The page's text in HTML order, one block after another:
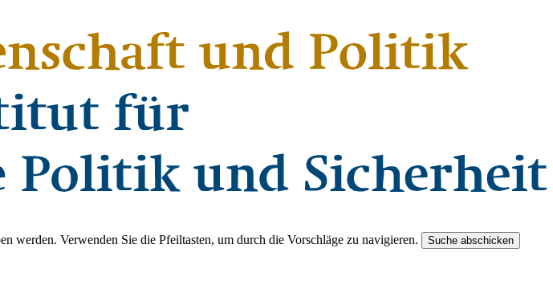
werden. Verwenden Sie die Pfeiltasten, um durch die Vorschläge zu navigieren. Suche abschicken